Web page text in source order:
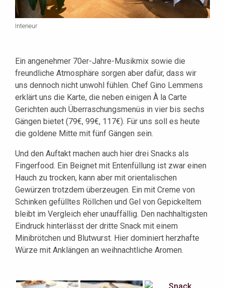
Interieur
Ein angenehmer 70er-Jahre-Musikmix sowie die
freundliche Atmosphäre sorgen aber dafür, dass wir
uns dennoch nicht unwohl fühlen. Chef Gino Lemmens
erklärt uns die Karte, die neben einigen À la Carte
Gerichten auch Überraschungsmenüs in vier bis sechs
Gängen bietet (79€, 99€, 117€). Für uns soll es heute
die goldene Mitte mit fünf Gängen sein.
Und den Auftakt machen auch hier drei Snacks als
Fingerfood. Ein Beignet mit Entenfüllung ist zwar einen
Hauch zu trocken, kann aber mit orientalischen
Gewürzen trotzdem überzeugen. Ein mit Creme von
Schinken gefülltes Röllchen und Gel von Gepickeltem
bleibt im Vergleich eher unauffällig. Den nachhaltigsten
Eindruck hinterlässt der dritte Snack mit einem
Minibrötchen und Blutwurst. Hier dominiert herzhafte
Würze mit Anklängen an weihnachtliche Aromen.